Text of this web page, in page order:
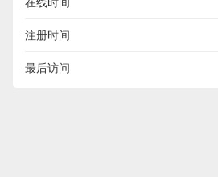
注册时间
最后访问